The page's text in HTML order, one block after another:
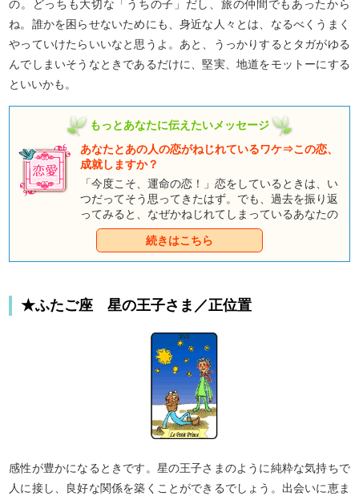
の。どっちも大切な「うちの子」だし、旅の仲間でもあったから
ね。誰かを困らせないためにも、身近な人々とは、なるべくうまく
やっていけたらいいなと思うよ。あと、うっかりするとタガがゆる
んでしまいそうなときであるだけに、堅実、地道をモットーにする
といいかも。
もっとあなたに伝えたいメッセージ
あなたとあの人の恋がねじれているワケ⇒この恋、
成就しますか？
「今度こそ、運命の恋！」恋をしているときは、い
つだってそう思ってきたはず。でも、過去を振り返
ってみると、なぜかねじれてしまっているあなたの
恋。原因を作っているのは、あなた？ それとも相
手？ 【童話タロット」のキャラクターたちが、な
ぜつらい恋になってしまうのか、あなたの恋を分析
続きはこちら
★ふたご座 星の王子さま／正位置
感性が豊かになるときです。星の王子さまのように純粋な気持ちで
人に接し、良好な関係を築くことができるでしょう。出会いに恵ま